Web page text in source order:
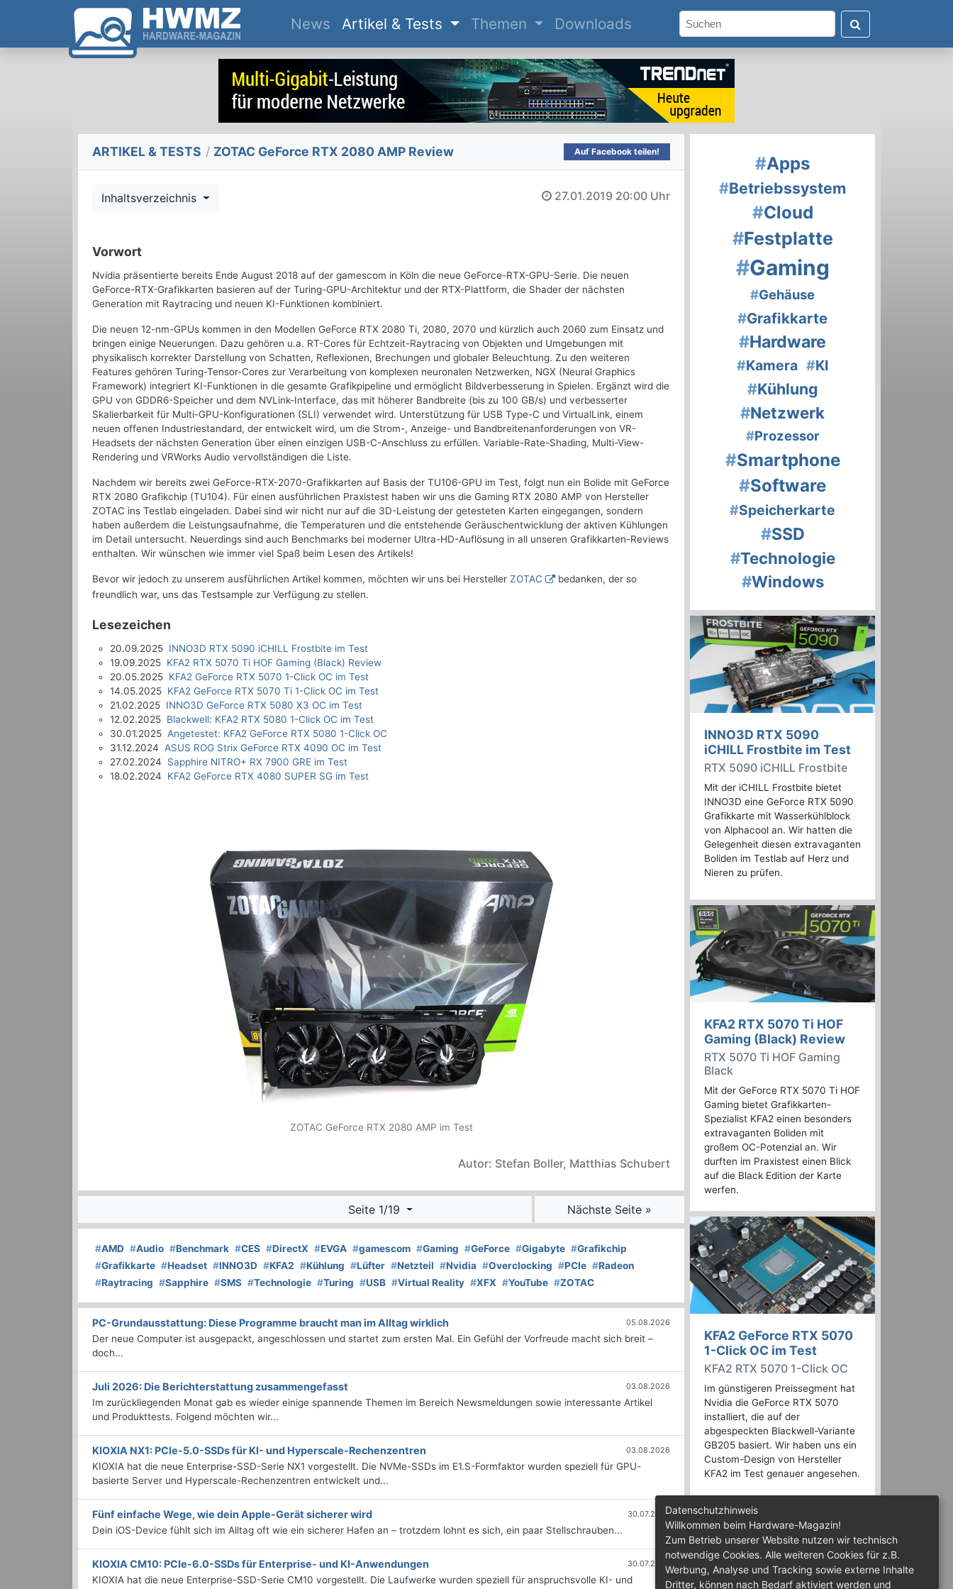
News(current)
Artikel & Tests Themen Downloads
ARTIKEL & TESTS / ZOTAC GeForce RTX 2080 AMP Review Auf Facebook teilen!
Inhaltsverzeichnis 27.01.2019 20:00 Uhr
Vorwort
Nvidia präsentierte bereits Ende August 2018 auf der gamescom in Köln die neue GeForce-RTX-GPU-Serie. Die neuen
GeForce-RTX-Grafikkarten basieren auf der Turing-GPU-Architektur und der RTX-Plattform, die Shader der nächsten
Generation mit Raytracing und neuen KI-Funktionen kombiniert.
Die neuen 12-nm-GPUs kommen in den Modellen GeForce RTX 2080 Ti, 2080, 2070 und kürzlich auch 2060 zum Einsatz und
bringen einige Neuerungen. Dazu gehören u.a. RT-Cores für Echtzeit-Raytracing von Objekten und Umgebungen mit
physikalisch korrekter Darstellung von Schatten, Reflexionen, Brechungen und globaler Beleuchtung. Zu den weiteren
Features gehören Turing-Tensor-Cores zur Verarbeitung von komplexen neuronalen Netzwerken, NGX (Neural Graphics
Framework) integriert KI-Funktionen in die gesamte Grafikpipeline und ermöglicht Bildverbesserung in Spielen. Ergänzt wird die
GPU von GDDR6-Speicher und dem NVLink-Interface, das mit höherer Bandbreite (bis zu 100 GB/s) und verbesserter
Skalierbarkeit für Multi-GPU-Konfigurationen (SLI) verwendet wird. Unterstützung für USB Type-C und VirtualLink, einem
neuen offenen Industriestandard, der entwickelt wird, um die Strom-, Anzeige- und Bandbreitenanforderungen von VR-
Headsets der nächsten Generation über einen einzigen USB-C-Anschluss zu erfüllen. Variable-Rate-Shading, Multi-View-
Rendering und VRWorks Audio vervollständigen die Liste.
Nachdem wir bereits zwei GeForce-RTX-2070-Grafikkarten auf Basis der TU106-GPU im Test, folgt nun ein Bolide mit GeForce
RTX 2080 Grafikchip (TU104). Für einen ausführlichen Praxistest haben wir uns die Gaming RTX 2080 AMP von Hersteller
ZOTAC ins Testlab eingeladen. Dabei sind wir nicht nur auf die 3D-Leistung der getesteten Karten eingegangen, sondern
haben außerdem die Leistungsaufnahme, die Temperaturen und die entstehende Geräuschentwicklung der aktiven Kühlungen
im Detail untersucht. Neuerdings sind auch Benchmarks bei moderner Ultra-HD-Auflösung in all unseren Grafikkarten-Reviews
enthalten. Wir wünschen wie immer viel Spaß beim Lesen des Artikels!
Bevor wir jedoch zu unserem ausführlichen Artikel kommen, möchten wir uns bei Hersteller ZOTAC
bedanken, der so
freundlich war, uns das Testsample zur Verfügung zu stellen.
Lesezeichen
20.09.2025 INNO3D RTX 5090 iCHILL Frostbite im Test
19.09.2025 KFA2 RTX 5070 Ti HOF Gaming (Black) Review
20.05.2025 KFA2 GeForce RTX 5070 1-Click OC im Test
14.05.2025 KFA2 GeForce RTX 5070 Ti 1-Click OC im Test
21.02.2025 INNO3D GeForce RTX 5080 X3 OC im Test
12.02.2025 Blackwell: KFA2 RTX 5080 1-Click OC im Test
30.01.2025 Angetestet: KFA2 GeForce RTX 5080 1-Click OC
31.12.2024 ASUS ROG Strix GeForce RTX 4090 OC im Test
27.02.2024 Sapphire NITRO+ RX 7900 GRE im Test
18.02.2024 KFA2 GeForce RTX 4080 SUPER SG im Test
ZOTAC GeForce RTX 2080 AMP im Test
Autor: Stefan Boller, Matthias Schubert
Seite 1/19 Nächste Seite »
#AMD #Audio #Benchmark #CES #DirectX #EVGA #gamescom #Gaming #GeForce #Gigabyte #Grafikchip
#Grafikkarte #Headset #INNO3D #KFA2 #Kühlung #Lüfter #Netzteil #Nvidia #Overclocking #PCIe #Radeon
#Raytracing #Sapphire #SMS #Technologie #Turing #USB #Virtual Reality #XFX #YouTube #ZOTAC
PC-Grundausstattung: Diese Programme braucht man im Alltag wirklich 05.08.2026
Der neue Computer ist ausgepackt, angeschlossen und startet zum ersten Mal. Ein Gefühl der Vorfreude macht sich breit –
doch...
Juli 2026: Die Bericht­erstattung zusammengefasst 03.08.2026
Im zurückliegenden Monat gab es wieder einige spannende Themen im Bereich Newsmeldungen sowie interessante Artikel
und Produkttests. Folgend möchten wir...
KIOXIA NX1: PCIe-5.0-SSDs für KI- und Hyperscale-Rechenzentren 03.08.2026
KIOXIA hat die neue Enterprise-SSD-Serie NX1 vorgestellt. Die NVMe-SSDs im E1.S-Formfaktor wurden speziell für GPU-
basierte Server und Hyperscale-Rechenzentren entwickelt und...
Fünf einfache Wege, wie dein Apple-Gerät sicherer wird 30.07.2026
Dein iOS-Device fühlt sich im Alltag oft wie ein sicherer Hafen an – trotzdem lohnt es sich, ein paar Stellschrauben...
KIOXIA CM10: PCIe-6.0-SSDs für Enterprise- und KI-Anwendungen 30.07.2026
KIOXIA hat die neue Enterprise-SSD-Serie CM10 vorgestellt. Die Laufwerke wurden speziell für anspruchsvolle KI- und
#Apps
#Betriebssystem
#Cloud
#Festplatte
#Gaming
#Gehäuse
#Grafikkarte
#Hardware
#Kamera #KI
#Kühlung
#Netzwerk
#Prozessor
#Smartphone
#Software
#Speicherkarte
#SSD
#Technologie
#Windows
INNO3D RTX 5090
iCHILL Frostbite im Test
RTX 5090 iCHILL Frostbite
Mit der iCHILL Frostbite bietet
INNO3D eine GeForce RTX 5090
Grafikkarte mit Wasserkühlblock
von Alphacool an. Wir hatten die
Gelegenheit diesen extravaganten
Boliden im Testlab auf Herz und
Nieren zu prüfen.
KFA2 RTX 5070 Ti HOF
Gaming (Black) Review
RTX 5070 Ti HOF Gaming
Black
Mit der GeForce RTX 5070 Ti HOF
Gaming bietet Grafikkarten-
Spezialist KFA2 einen besonders
extravaganten Boliden mit
großem OC-Potenzial an. Wir
durften im Praxistest einen Blick
auf die Black Edition der Karte
werfen.
KFA2 GeForce RTX 5070
1-Click OC im Test
KFA2 RTX 5070 1-Click OC
Im günstigeren Preissegment hat
Nvidia die GeForce RTX 5070
installiert, die auf der
abgespeckten Blackwell-Variante
GB205 basiert. Wir haben uns ein
Custom-Design von Hersteller
KFA2 im Test genauer angesehen.
Datenschutzhinweis
Willkommen beim Hardware-Magazin!
Zum Betrieb unserer Website nutzen wir technisch
notwendige Cookies. Alle weiteren Cookies für z.B.
Werbung, Analyse und Tracking sowie externe Inhalte
Dritter, können nach Bedarf aktiviert werden und